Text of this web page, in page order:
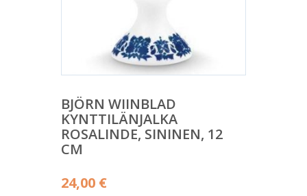
BJÖRN WIINBLAD
KYNTTILÄNJALKA
ROSALINDE, SININEN, 12
CM
24,00 €